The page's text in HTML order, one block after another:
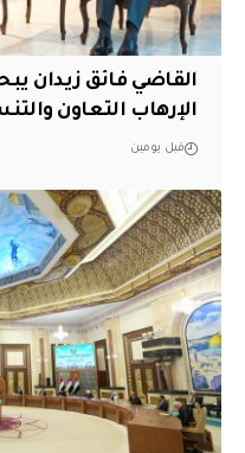
القاضي فائق زيدان
الإرهاب التعاون
قبل يومين